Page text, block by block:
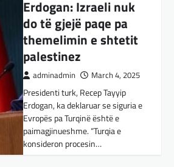
Erdogan: Izraeli nuk
do të gjejë paqe pa
themelimin e shtetit
palestinez
adminadmin March 4, 2025
Presidenti turk, Recep Tayyip
Erdogan, ka deklaruar se siguria e
Evropës pa Turqinë është e
paimagjinueshme. “Turqia e
konsideron procesin…
është në rritje:
Kujdes! Këto janë
pasojat e mundshme
adminadmin
Sipas studiuesve, përdoruesit që
përdorin shpesh ChatGPT për
biseda jopersonale, duke
përfshirë kërkimin e këshillave,
shpjegimet konceptuale dhe
ndihmën për…
SPORT,VENDI
FFM pranon
kërkesën e